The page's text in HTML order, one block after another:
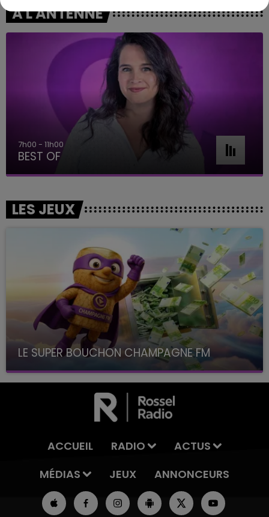
A L'ANTENNE
7h00 - 11h00
BEST OF
LES JEUX
LE SUPER BOUCHON CHAMPAGNE FM
avec La Famille Champagne FM, à 8H10
ACCUEIL RADIO
ACTUS
MÉDIAS
JEUX ANNONCEURS